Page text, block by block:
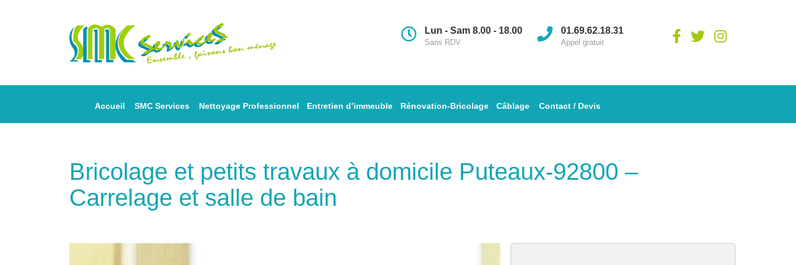
01.69.62.18.31
Appel gratuit
Lun - Sam 8.00 - 18.00
Sans RDV
Accueil SMC Services Nettoyage Professionnel Entretien d’immeuble Rénovation-Bricolage Câblage Contact / Devis
Bricolage et petits travaux à domicile Puteaux-92800 –
Carrelage et salle de bain